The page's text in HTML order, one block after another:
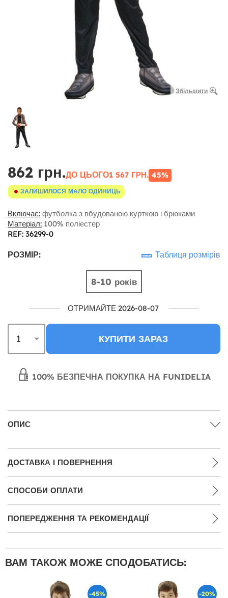
Збільшити
862 грн.ДО ЦЬОГО1 567 ГРН. 45%
ЗАЛИШИЛОСЯ МАЛО ОДИНИЦЬ
Включає: футболка з вбудованою курткою і брюками
Матеріал: 100% поліестер
REF: 36299-0
РОЗМІР: Таблиця розмірів
8-10 років
ОТРИМАЙТЕ 2026-08-07
КУПИТИ ЗАРАЗ
100% БЕЗПЕЧНА ПОКУПКА НА FUNIDELIA
ОПИС
ДОСТАВКА І ПОВЕРНЕННЯ
СПОСОБИ ОПЛАТИ
ПОПЕРЕДЖЕННЯ ТА РЕКОМЕНДАЦІЇ
ВАМ ТАКОЖ МОЖЕ СПОДОБАТИСЬ:
-45% -20%